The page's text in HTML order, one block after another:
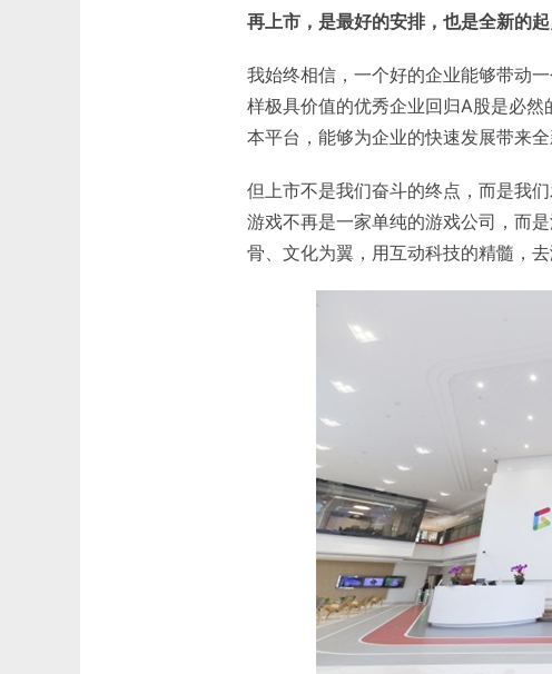
再上市，是最好的安排，也是全新的起
我始终相信，一个好的企业能够带动
样极具价值的优秀企业回归A股是必
本平台，能够为企业的快速发展带来
但上市不是我们奋斗的终点，而是我
游戏不再是一家单纯的游戏公司，而
骨、文化为翼，用互动科技的精髓，去